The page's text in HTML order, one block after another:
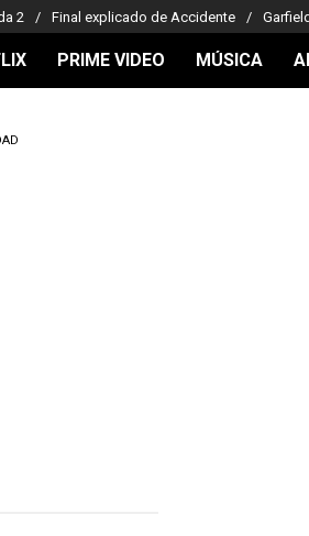
2 Final explicado de Accidente
PRIME VIDEO MÚSICA